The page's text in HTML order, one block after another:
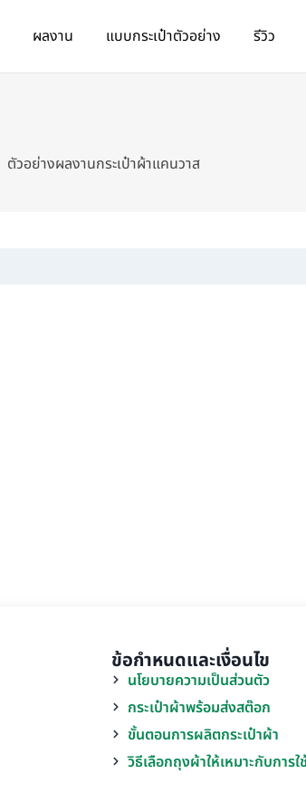
ผลงาน แบบกระเป๋าตัวอย่าง รีวิว
ตัวอย่างผลงานกระเป๋าผ้าแคนวาส
ข้อกำหนดและเงื่อนไข
นโยบายความเป็นส่วนตัว
กระเป๋าผ้าพร้อมส่งสต๊อก
ขั้นตอนการผลิตกระเป๋าผ้า
วิธีเลือกถุงผ้าให้เหมาะกับการใ